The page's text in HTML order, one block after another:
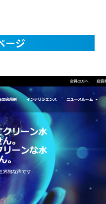
ージ